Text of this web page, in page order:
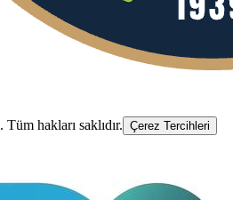
. Tüm hakları saklıdır. Çerez Tercihleri